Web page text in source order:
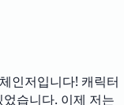
인저입니다! 캐릭터
습니다. 이제 저는